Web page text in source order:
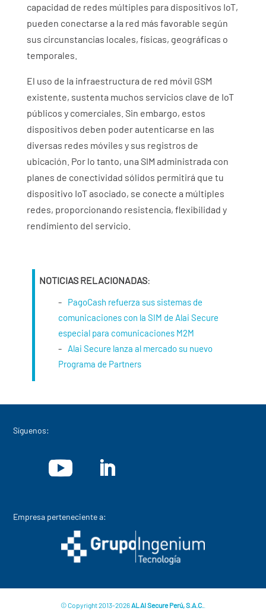
capacidad de redes múltiples para dispositivos IoT,
pueden conectarse a la red más favorable según
sus circunstancias locales, físicas, geográficas o
temporales.
El uso de la infraestructura de red móvil GSM
existente, sustenta muchos servicios clave de IoT
públicos y comerciales. Sin embargo, estos
dispositivos deben poder autenticarse en las
diversas redes móviles y sus registros de
ubicación. Por lo tanto, una SIM administrada con
planes de conectividad sólidos permitirá que tu
dispositivo IoT asociado, se conecte a múltiples
redes, proporcionando resistencia, flexibilidad y
rendimiento del servicio.
NOTICIAS RELACIONADAS:
PagoCash refuerza sus sistemas de
comunicaciones con la SIM de Alai Secure
especial para comunicaciones M2M
Alai Secure lanza al mercado su nuevo
Programa de Partners
Síguenos:
Empresa perteneciente a:
© Copyright 2013-2026 ALAI Secure Perú, S.A.C.